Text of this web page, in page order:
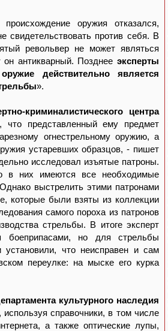
оружия отказался,
свидетельствовать против себя. В
револьвер не может являться
он антикварный. Позднее эксперты
действительно является
».
криминалистического центра
что представленный ему предмет
огнестрельному оружию, а
устаревших образцов, - пишет
исследовал изъятые патроны.
в них имеются все необходимые
выстрелить этими патронами
которые были взяты из коллекции
самого пороха из патронов
стрельбы. В итоге эксперт
но для стрельбы
что неисправен и сам
переулке: на мыске его курка
культурного наследия
используя справочники, в том числе
а также оптические лупы,